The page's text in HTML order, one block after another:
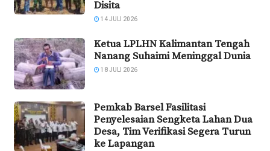
Disita
14 JULI 2026
Ketua LPLHN Kalimantan Tengah
Nanang Suhaimi Meninggal Dunia
18 JULI 2026
Pemkab Barsel Fasilitasi
Penyelesaian Sengketa Lahan Dua
Desa, Tim Verifikasi Segera Turun
ke Lapangan